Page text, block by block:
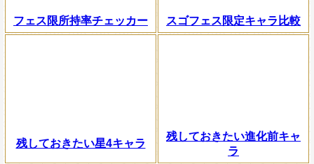
フェス限所持率チェッカー スゴフェス限定キャラ比較
残しておきたい星4キャラ
残しておきたい進化前キャ
ラ